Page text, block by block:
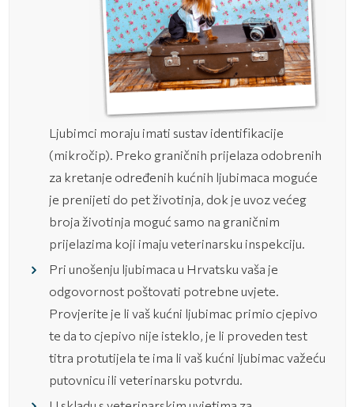
Ljubimci moraju imati sustav identifikacije
(mikročip). Preko graničnih prijelaza odobrenih
za kretanje određenih kućnih ljubimaca moguće
je prenijeti do pet životinja, dok je uvoz većeg
broja životinja moguć samo na graničnim
prijelazima koji imaju veterinarsku inspekciju.
Pri unošenju ljubimaca u Hrvatsku vaša je
odgovornost poštovati potrebne uvjete.
Provjerite je li vaš kućni ljubimac primio cjepivo
te da to cjepivo nije isteklo, je li proveden test
titra protutijela te ima li vaš kućni ljubimac važeću
putovnicu ili veterinarsku potvrdu.